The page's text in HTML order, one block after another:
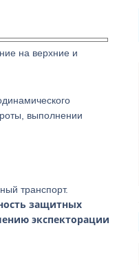
на верхние и
выполнении
транспорт.
защитных
экспекторации